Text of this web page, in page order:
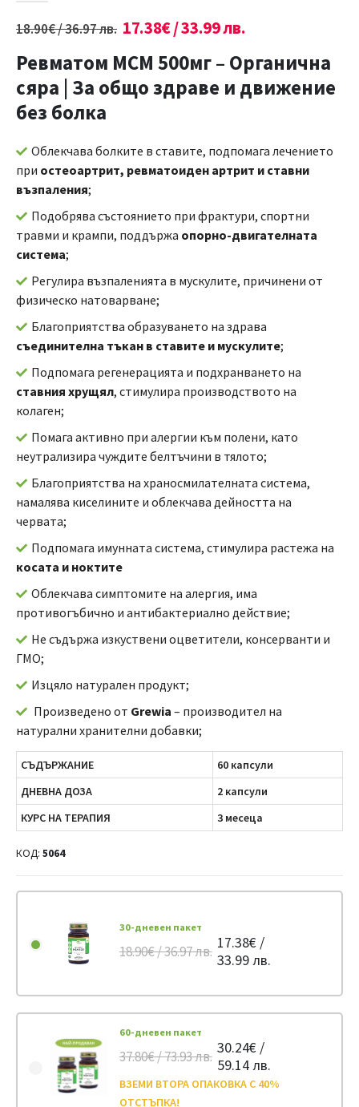
18.90€/ 36.97 лв. 17.38€/ 33.99 лв.
Ревматом МСМ 500мг – Органична
сяра | За общо здраве и движение
без болка
Облекчава болките в ставите, подпомага лечението
при остеоартрит, ревматоиден артрит и ставни
възпаления;
Подобрява състоянието при фрактури, спортни
травми и крампи, поддържа опорно-двигателната
система;
Регулира възпаленията в мускулите, причинени от
физическо натоварване;
Благоприятства образуването на здрава
съединителна тъкан в ставите и мускулите;
Подпомага регенерацията и подхранването на
ставния хрущял, стимулира производството на
колаген;
Помага активно при алергии към полени, като
неутрализира чуждите белтъчини в тялото;
Благоприятства на храносмилателната система,
намалява киселините и облекчава дейността на
червата;
Подпомага имунната система, стимулира растежа на
косата и ноктите
Облекчава симптомите на алергия, има
противогъбично и антибактериално действие;
Не съдържа изкуствени оцветители, консерванти и
ГМО;
Изцяло натурален продукт;
Произведено от Grewia – производител на
натурални хранителни добавки;
СЪДЪРЖАНИЕ
60 капсули
ДНЕВНА ДОЗА
2 капсули
КУРС НА ТЕРАПИЯ
3 месеца
КОД: 5064
30-дневен пакет
18.90€ / 36.97 лв. 17.38€ /
33.99 лв.
60-дневен пакет
37.80€ / 73.93 лв. 30.24€ /
59.14 лв.
ВЗЕМИ ВТОРА ОПАКОВКА С 40%
ОТСТЪПКА!